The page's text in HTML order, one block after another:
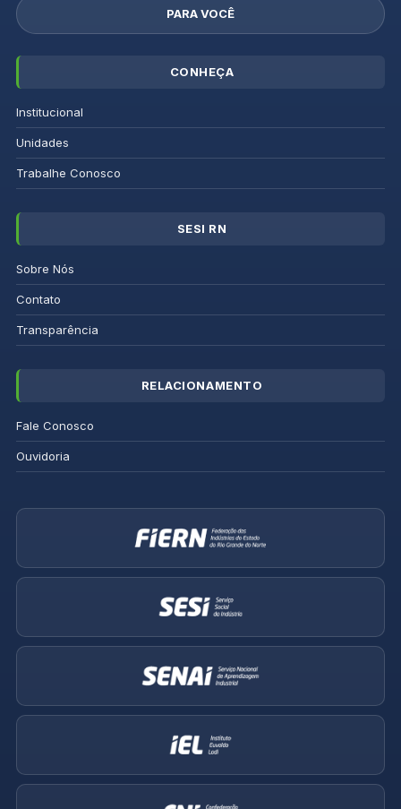
PARA VOCÊ
CONHEÇA
Institucional
Unidades
Trabalhe Conosco
SESI RN
Sobre Nós
Contato
Transparência
RELACIONAMENTO
Fale Conosco
Ouvidoria